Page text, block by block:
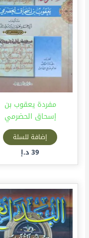
مفردة يعقوب بن
إسحاق الحضرمي
إضافة للسلة
39 د.إ